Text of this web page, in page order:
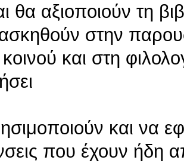
θα αξιοποιούν τη
στην
και στη
και να
που έχουν ήδη